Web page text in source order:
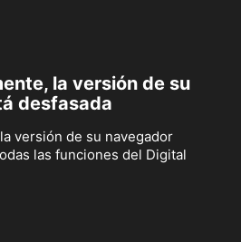
la versión de su
desfasada
versión de su navegador
las funciones del Digital